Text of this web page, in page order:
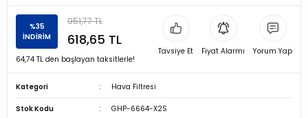
%35
İNDİRİM
951,77 TL
618,65 TL
64,74 TL den başlayan taksitlerle!
Tavsiye Et Fiyat Alarmı Yorum Yap
Kategori Hava Filtresi
Stok Kodu GHP-6664-X2S